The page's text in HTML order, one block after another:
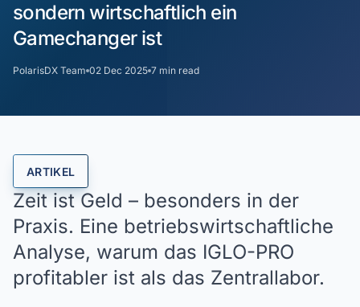
sondern wirtschaftlich ein
Gamechanger ist
PolarisDX Team 02 Dec 2025 7 min read
ARTIKEL
Zeit ist Geld – besonders in der
Praxis. Eine betriebswirtschaftliche
Analyse, warum das IGLO-PRO
profitabler ist als das Zentrallabor.